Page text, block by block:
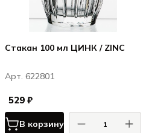
Стакан 100 мл ЦИНК / ZINC
Арт. 622801
529 ₽
В корзину